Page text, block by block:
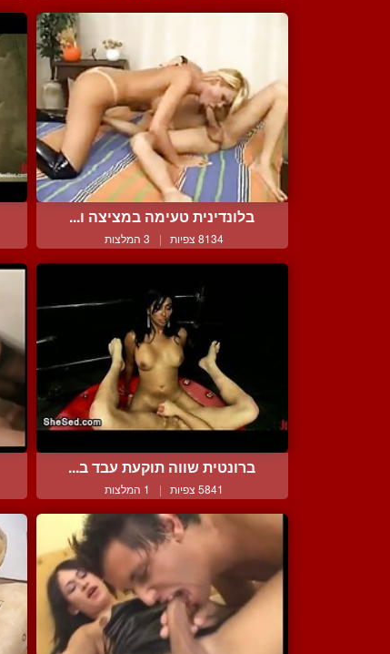
בלונדינית טעימה במציצה ו...
8134 צפיות | 3 המלצות
ברונטית שווה תוקעת עבד ב...
5841 צפיות | 1 המלצות